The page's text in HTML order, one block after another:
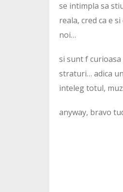
se intimpla sa
reala, cred ca e
noi…
si sunt f
straturi… adica
inteleg totul,
anyway, bravo